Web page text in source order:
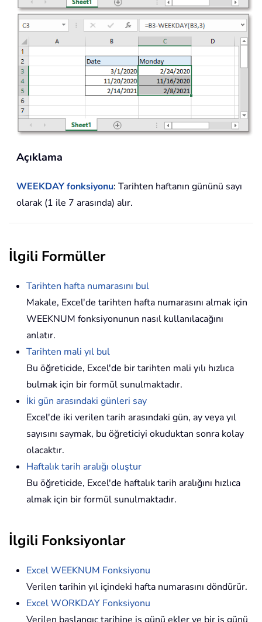
Açıklama
WEEKDAY fonksiyonu: Tarihten haftanın gününü sayı
olarak (1 ile 7 arasında) alır.
İlgili Formüller
Tarihten hafta numarasını bul
Makale, Excel'de tarihten hafta numarasını almak için
WEEKNUM fonksiyonunun nasıl kullanılacağını
anlatır.
Tarihten mali yıl bul
Bu öğreticide, Excel'de bir tarihten mali yılı hızlıca
bulmak için bir formül sunulmaktadır.
İki gün arasındaki günleri say
Excel'de iki verilen tarih arasındaki gün, ay veya yıl
sayısını saymak, bu öğreticiyi okuduktan sonra kolay
olacaktır.
Haftalık tarih aralığı oluştur
Bu öğreticide, Excel'de haftalık tarih aralığını hızlıca
almak için bir formül sunulmaktadır.
İlgili Fonksiyonlar
Excel WEEKNUM Fonksiyonu
Verilen tarihin yıl içindeki hafta numarasını döndürür.
Excel WORKDAY Fonksiyonu
Verilen başlangıç tarihine iş günü ekler ve bir iş günü